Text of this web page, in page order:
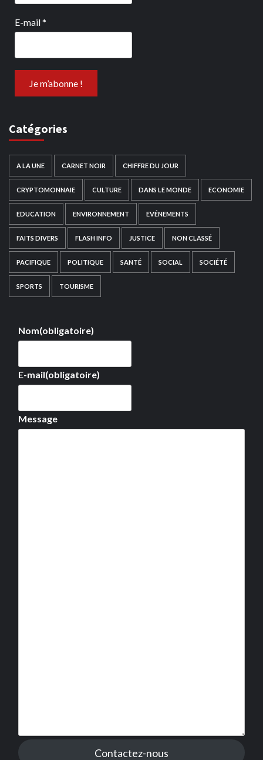
E-mail*
Catégories
A LA UNE CARNET NOIR CHIFFRE DU JOUR
CRYPTOMONNAIE CULTURE DANS LE MONDE ECONOMIE
EDUCATION ENVIRONNEMENT EVÉNEMENTS
FAITS DIVERS FLASH INFO JUSTICE NON CLASSÉ
PACIFIQUE POLITIQUE SANTÉ SOCIAL SOCIÉTÉ
SPORTS TOURISME
Nom(obligatoire)
E-mail(obligatoire)
Message
Contactez-nous